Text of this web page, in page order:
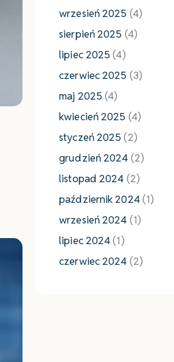
wrzesień 2025 (4)
sierpień 2025 (4)
lipiec 2025 (4)
czerwiec 2025 (3)
maj 2025 (4)
kwiecień 2025 (4)
styczeń 2025 (2)
grudzień 2024 (2)
listopad 2024 (2)
październik 2024(1)
wrzesień 2024 (1)
lipiec 2024(1)
czerwiec 2024 (2)